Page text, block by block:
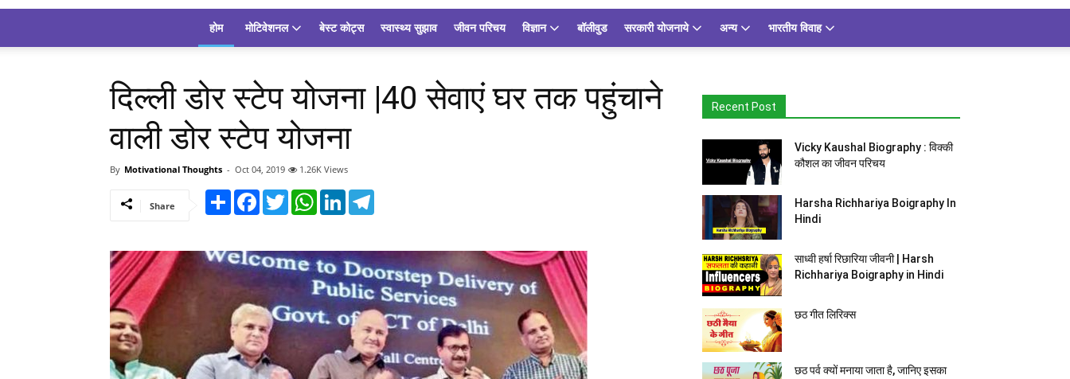
होम मोटिवेशनल बेस्ट कोट्स स्वास्थ्य सुझाव जीवन परिचय विज्ञान बॉलीवुड सरकारी योजनाये अन्य भारतीय विवाह
दिल्ली डोर स्टेप योजना |40 सेवाएं घर तक पहुंचाने
वाली डोर स्टेप योजना
By Motivational Thoughts - Oct 04, 2019 1.26K Views
Share
Share FacebookTwitterWhatsApp
LinkedIn
Recent Post
Vicky Kaushal Biography : विक्की
कौशल का जीवन परिचय
Harsha Richhariya Boigraphy In
Hindi
साध्वी हर्षा रिछारिया जीवनी | Harsh
Richhariya Boigraphy in Hindi
छठ गीत लिरिक्स
छठ पर्व क्यों मनाया जाता है, जानिए इसका